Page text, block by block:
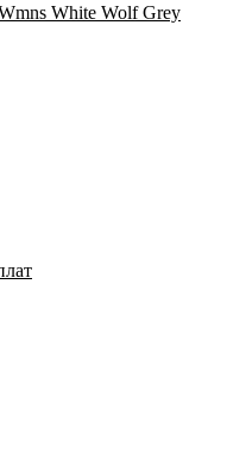
White Wolf Grey